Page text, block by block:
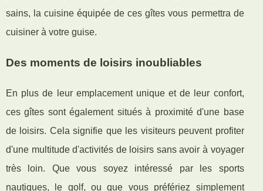
sains, la cuisine équipée de ces gîtes vous permettra de
cuisiner à votre guise.
Des moments de loisirs inoubliables
En plus de leur emplacement unique et de leur confort,
ces gîtes sont également situés à proximité d'une base
de loisirs. Cela signifie que les visiteurs peuvent profiter
d'une multitude d'activités de loisirs sans avoir à voyager
très loin. Que vous soyez intéressé par les sports
nautiques, le golf, ou que vous préfériez simplement